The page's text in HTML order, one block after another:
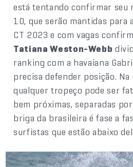
está tentando confirmar seu
10, que serão mantidas para
CT 2023 e com vagas
Tatiana Weston-Webb
ranking com a havaiana
precisa defender posição.
qualquer tropeço pode ser
bem próximas, separadas
briga da brasileira é fase a
surfistas que estão abaixo